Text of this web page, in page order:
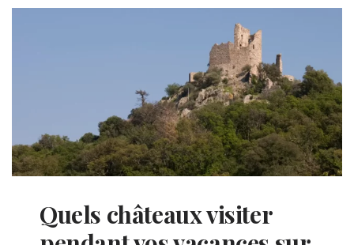
Quels châteaux visiter